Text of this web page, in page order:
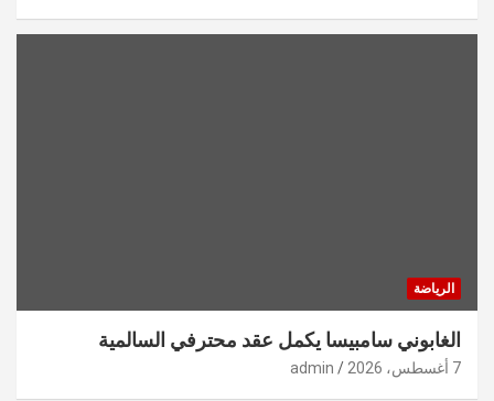
الرياضة
الغابوني سامبيسا يكمل عقد محترفي السالمية
7 أغسطس، 2026 admin